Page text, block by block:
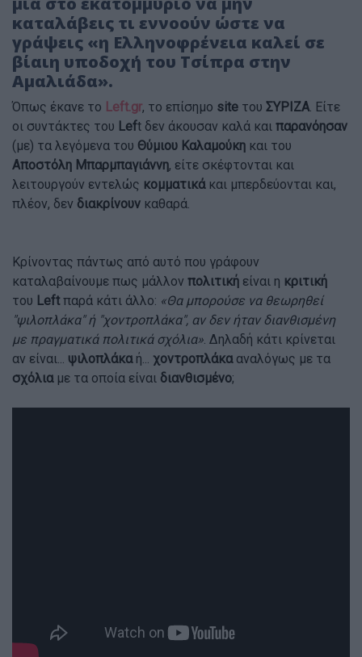
καταλάβεις τι εννοούν ώστε να
γράψεις «η Ελληνοφρένεια καλεί σε
βίαιη υποδοχή του Τσίπρα στην
Αμαλιάδα».
Όπως έκανε το Left.gr, το επίσημο site του ΣΥΡΙΖΑ. Είτε
οι συντάκτες του Left δεν άκουσαν καλά και παρανόησαν
(με) τα λεγόμενα του Θύμιου Καλαμούκη και του
Αποστόλη Μπαρμπαγιάννη, είτε σκέφτονται και
λειτουργούν εντελώς κομματικάκαι μπερδεύονται και,
πλέον, δεν διακρίνουν καθαρά.
Κρίνοντας πάντως από αυτό που γράφουν
καταλαβαίνουμε πως μάλλον πολιτική είναι η κριτική
του Leftπαρά κάτι άλλο: «Θα μπορούσε να θεωρηθεί
"ψιλοπλάκα" ή "χοντροπλάκα", αν δεν ήταν διανθισμένη
με πραγματικά πολιτικά σχόλια». Δηλαδή κάτι κρίνεται
αν είναι... ψιλοπλάκαή... χοντροπλάκααναλόγως με τα
σχόλιαμε τα οποία είναι διανθισμένο;